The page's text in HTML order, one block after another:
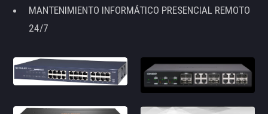
MANTENIMIENTO INFORMÁTICO PRESENCIAL REMOTO
24/7